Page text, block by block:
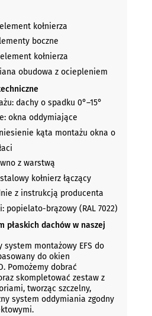
kołnierza
boczne
kołnierza
obudowa z ociepleniem
dachy o spadku 0°–15°
okna oddymiające
kąta montażu okna o
z warstwą
kołnierz łączący
z instrukcją producenta
popielato-brązowy (RAL 7022)
płaskich dachów w naszej
montażowy EFS do
do okien
Pomożemy dobrać
skompletować zestaw z
tworząc szczelny,
system oddymiania zgodny